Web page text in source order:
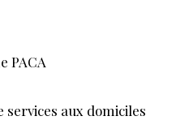
PACA
services aux domiciles